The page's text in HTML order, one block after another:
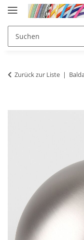
Zurück zur Liste